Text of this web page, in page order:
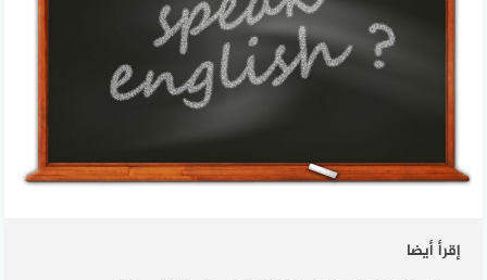
إقرأ أيضا